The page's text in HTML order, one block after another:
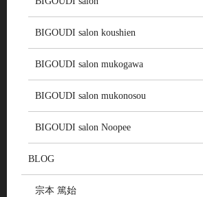
BIGOUDI salon koushien
BIGOUDI salon mukogawa
BIGOUDI salon mukonosou
BIGOUDI salon Noopee
BLOG
宗本 篤始